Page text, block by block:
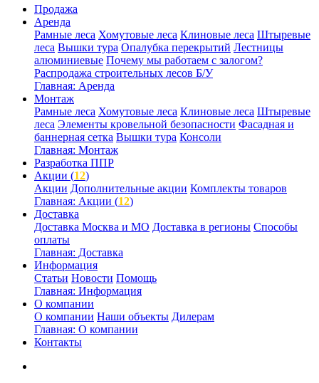
Продажа
Аренда
Рамные леса Хомутовые леса Клиновые леса Штыревые
леса Вышки тура Опалубка перекрытий Лестницы
алюминиевые Почему мы работаем с залогом?
Распродажа строительных лесов Б/У
Главная: Аренда
Монтаж
Рамные леса Хомутовые леса Клиновые леса Штыревые
леса Элементы кровельной безопасности Фасадная и
баннерная сетка Вышки тура Консоли
Главная: Монтаж
Разработка ППР
Акции (12)
Акции Дополнительные акции Комплекты товаров
Главная: Акции (12)
Доставка
Доставка Москва и МО Доставка в регионы Способы
оплаты
Главная: Доставка
Информация
Статьи Новости Помощь
Главная: Информация
О компании
О компании Наши объекты Дилерам
Главная: О компании
Контакты